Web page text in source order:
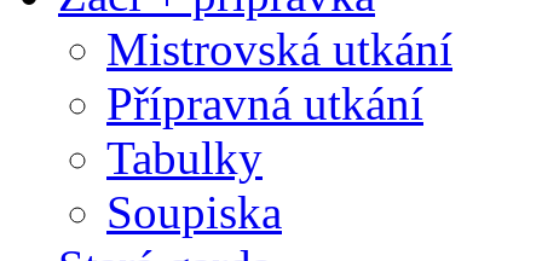
Mistrovská utkání
Přípravná utkání
Tabulky
Soupiska